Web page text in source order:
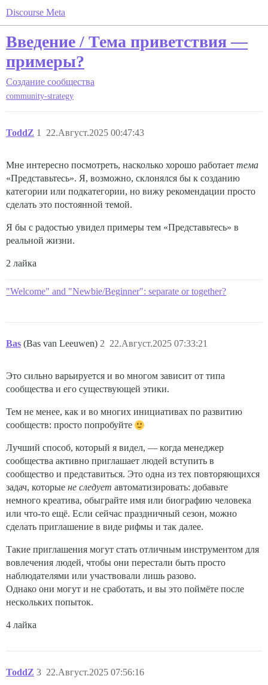
Discourse Meta
Введение / Тема приветствия —
примеры?
Создание сообщества
community-strategy
ToddZ 22.Август.2025 00:47:43
1
Мне интересно посмотреть, насколько хорошо работает тема
«Представьтесь». Я, возможно, склонялся бы к созданию
категории или подкатегории, но вижу рекомендации просто
сделать это постоянной темой.
Я бы с радостью увидел примеры тем «Представьтесь» в
реальной жизни.
2 лайка
"Welcome" and "Newbie/Beginner": separate or together?
Bas (Bas van Leeuwen) 22.Август.2025 07:33:21
2
Это сильно варьируется и во многом зависит от типа
сообщества и его существующей этики.
Тем не менее, как и во многих инициативах по развитию
сообществ: просто попробуйте
Лучший способ, который я видел, — когда менеджер
сообщества активно приглашает людей вступить в
сообщество и представиться. Это одна из тех повторяющихся
задач, которые не следует автоматизировать: добавьте
немного креатива, обыграйте имя или биографию человека
или что-то ещё. Если сейчас праздничный сезон, можно
сделать приглашение в виде рифмы и так далее.
Такие приглашения могут стать отличным инструментом для
вовлечения людей, чтобы они перестали быть просто
наблюдателями или участвовали лишь разово.
Однако они могут и не сработать, и вы это поймёте после
нескольких попыток.
4 лайка
ToddZ 22.Август.2025 07:56:16
3